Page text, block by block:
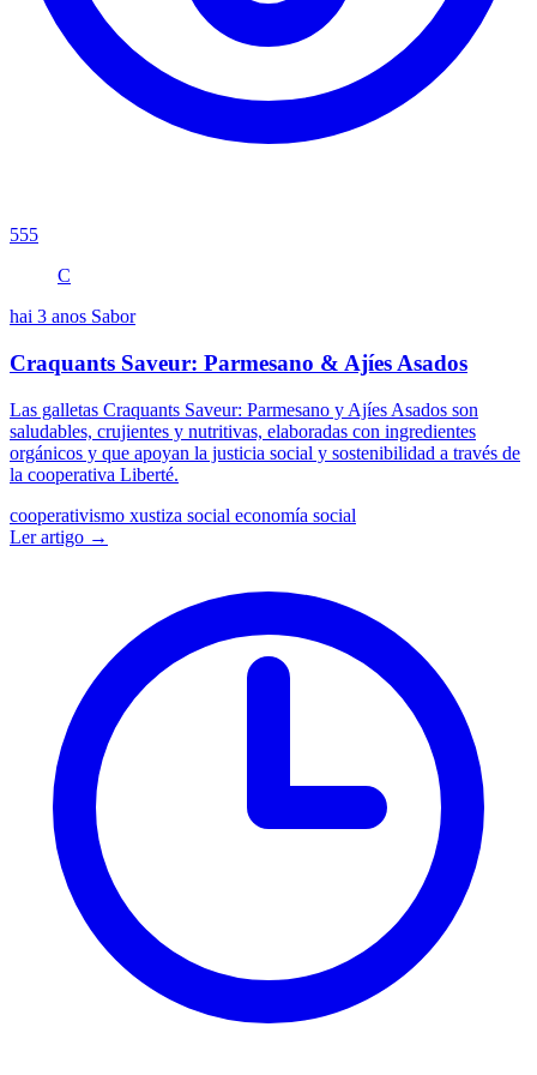
555
C
hai 3 anos Sabor
Craquants Saveur: Parmesano & Ajíes Asados
Las galletas Craquants Saveur: Parmesano y Ajíes Asados son
saludables, crujientes y nutritivas, elaboradas con ingredientes
orgánicos y que apoyan la justicia social y sostenibilidad a través de
la cooperativa Liberté.
cooperativismo xustiza social economía social
Ler artigo →